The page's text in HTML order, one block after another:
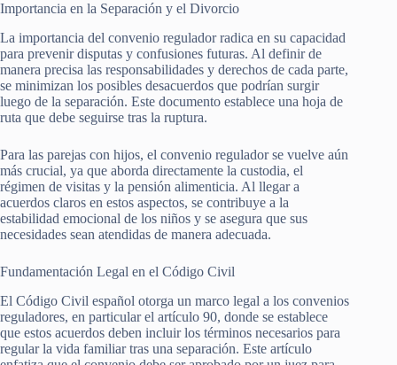
Importancia en la Separación y el Divorcio
La importancia del convenio regulador radica en su capacidad
para prevenir disputas y confusiones futuras. Al definir de
manera precisa las responsabilidades y derechos de cada parte,
se minimizan los posibles desacuerdos que podrían surgir
luego de la separación. Este documento establece una hoja de
ruta que debe seguirse tras la ruptura.
Para las parejas con hijos, el convenio regulador se vuelve aún
más crucial, ya que aborda directamente la custodia, el
régimen de visitas y la pensión alimenticia. Al llegar a
acuerdos claros en estos aspectos, se contribuye a la
estabilidad emocional de los niños y se asegura que sus
necesidades sean atendidas de manera adecuada.
Fundamentación Legal en el Código Civil
El Código Civil español otorga un marco legal a los convenios
reguladores, en particular el artículo 90, donde se establece
que estos acuerdos deben incluir los términos necesarios para
regular la vida familiar tras una separación. Este artículo